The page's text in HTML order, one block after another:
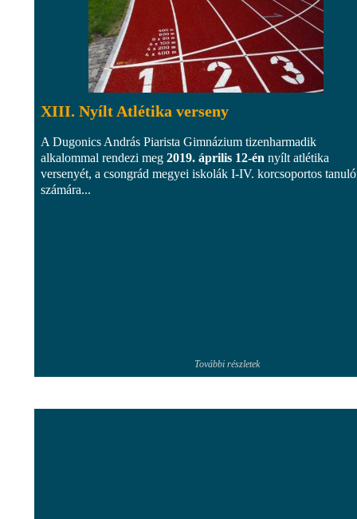
XIII. Nyílt Atlétika verseny
A Dugonics András Piarista Gimnázium tizenharmadik
alkalommal rendezi meg 2019. április 12-én nyílt atlétika
versenyét, a csongrád megyei iskolák I-IV. korcsoportos
számára...
További részletek